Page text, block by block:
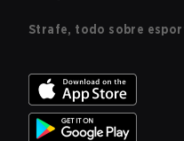
Strafe, todo sobre